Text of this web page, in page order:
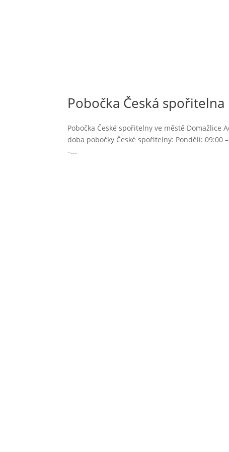
Pobočka Česká
Pobočka České spořitelny ve městě Domažlice
doba pobočky České spořitelny: Pondělí: 09:00
–...